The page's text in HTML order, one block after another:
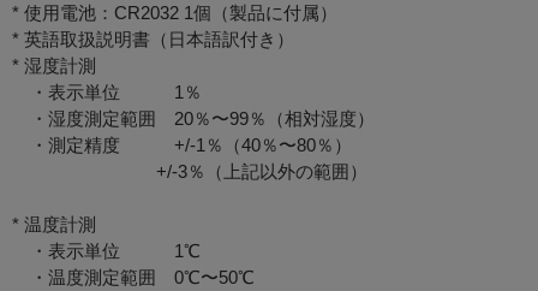
* 使用電池：CR2032 1個（製品に付属）
* 英語取扱説明書（日本語訳付き）
* 湿度計測
・表示単位 1％
・湿度測定範囲 20％〜99％（相対湿度）
・測定精度 +/-1％（40％〜80％）
+/-3％（上記以外の範囲）
* 温度計測
・表示単位 1℃
・温度測定範囲 0℃〜50℃